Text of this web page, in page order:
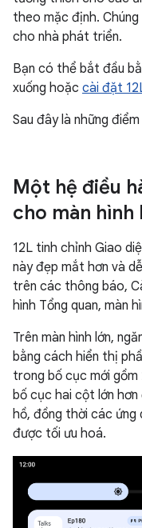
theo mặc định.
cho nhà phát triển.
Bạn có thể bắt đầu
xuống hoặc cài đặt
Sau đây là những điểm
Một hệ điều
cho màn hình
12L tinh chỉnh Giao
này đẹp mắt hơn và
trên các thông báo,
hình Tổng quan, màn
Trên màn hình lớn,
bằng cách hiển thị
trong bố cục mới gồm
bố cục hai cột lớn
hồ, đồng thời các ứng
được tối ưu hoá.